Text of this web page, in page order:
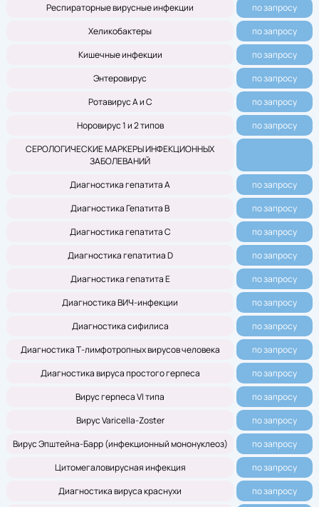
Респираторные вирусные инфекции
по запросу
Хеликобактеры
по запросу
Кишечные инфекции
по запросу
Энтеровирус
по запросу
Ротавирус А и С
по запросу
Норовирус 1 и 2 типов
по запросу
СЕРОЛОГИЧЕСКИЕ МАРКЕРЫ ИНФЕКЦИОННЫХ
ЗАБОЛЕВАНИЙ
Диагностика гепатита А
по запросу
Диагностика Гепатита В
по запросу
Диагностика гепатита С
по запросу
Диагностика гепатитиа D
по запросу
Диагностика гепатита Е
по запросу
Диагностика ВИЧ-инфекции
по запросу
Диагностика сифилиса
по запросу
Диагностика Т-лимфотропных вирусов человека
по запросу
Диагностика вируса простого герпеса
по запросу
Вирус герпеса VI типа
по запросу
Вирус Varicella-Zoster
по запросу
Вирус Эпштейна-Барр (инфекционный мононуклеоз)
по запросу
Цитомегаловирусная инфекция
по запросу
Диагностика вируса краснухи
по запросу